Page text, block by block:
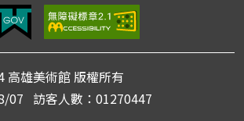
雄美術館 版權所有
07 訪客人數： 01270447